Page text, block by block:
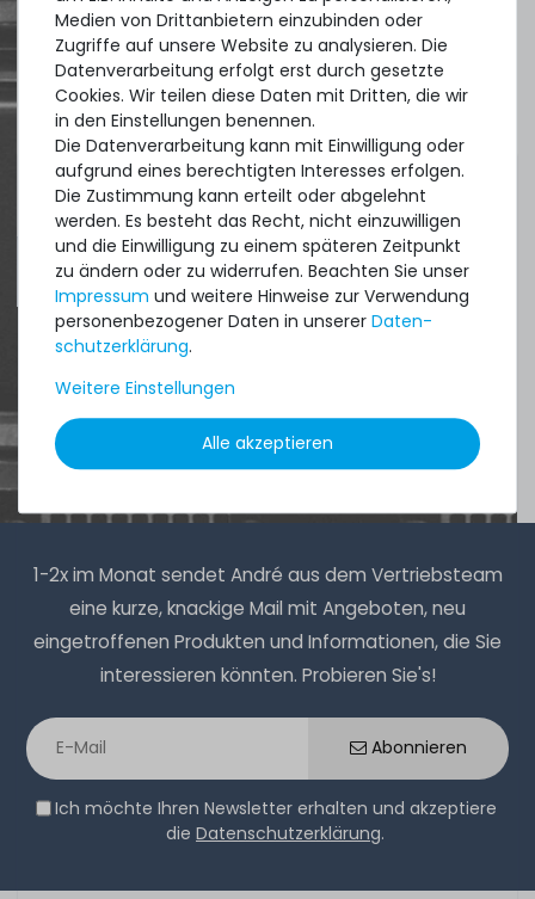
an perfect state of the machines. Also
great paying options and Euro VAT
managing.
DAVID G.
ausTres Cantos
4.96 /5.00 aus8.500 Bewertungen
1-2x im Monat sendet André aus dem Vertriebsteam
eine kurze, knackige Mail mit Angeboten, neu
eingetroffenen Produkten und Informationen, die Sie
interessieren könnten. Probieren Sie's!
Abonnieren
Ich möchte Ihren Newsletter erhalten und akzeptiere
die Datenschutzerklärung.
Medien von Drittanbietern einzubinden oder
Zugriffe auf unsere Website zu analysieren. Die
Datenverarbeitung erfolgt erst durch gesetzte
Cookies. Wir teilen diese Daten mit Dritten, die wir
in den Einstellungen benennen.
Die Datenverarbeitung kann mit Einwilligung oder
aufgrund eines berechtigten Interesses erfolgen.
Die Zustimmung kann erteilt oder abgelehnt
werden. Es besteht das Recht, nicht einzuwilligen
und die Einwilligung zu einem späteren Zeitpunkt
zu ändern oder zu widerrufen. Beachten Sie unser
Impressum und weitere Hinweise zur Verwendung
personenbezogener Daten in unserer Daten­
schutz­erklärung.
Weitere Einstellungen
Alle akzeptieren